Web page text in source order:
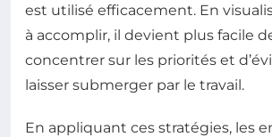
est utilisé efficacement. En
à accomplir, il devient plus facile
concentrer sur les priorités et
laisser submerger par le travail.
En appliquant ces stratégies, les